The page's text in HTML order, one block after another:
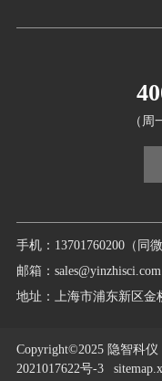
手机：13701760200（同微
邮箱：sales@yinzhisci.com
地址：上海市浦东新区金
（周
Copyright©2025 隐智科仪
2021017622号-3